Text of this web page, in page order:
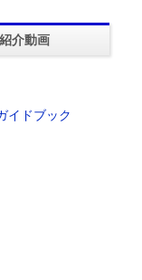
介動画
イドブック